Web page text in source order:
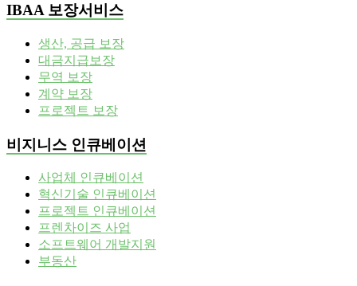
IBAA 보장서비스
생산, 공급 보장
대금지급보장
무역 보장
계약 보장
프로젝트 보장
비지니스 인큐베이션
사업체 인큐베이션
혁신기술 인큐베이션
프로젝트 인큐베이션
프렌차이즈 사업
소프트웨어 개발지원
부동산